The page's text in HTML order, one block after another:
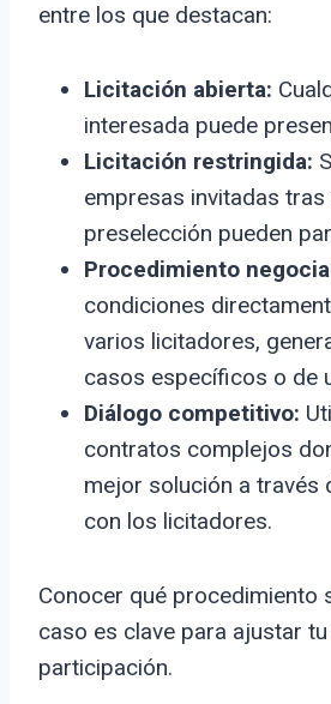
entre los que destacan:
Licitación abierta:
interesada puede
Licitación restringida:
empresas invitadas tras
preselección pueden
Procedimiento
condiciones
varios licitadores,
casos específicos o de
Diálogo competitivo:
contratos complejos
mejor solución a través
con los licitadores.
Conocer qué procedimiento
caso es clave para ajustar
participación.